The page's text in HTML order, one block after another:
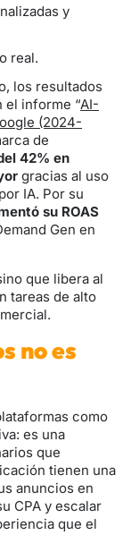
y
real.
los resultados
el informe “AI-
(2024-
de
42% en
gracias al uso
IA. Por su
su ROAS
Gen en
que libera al
tareas de alto
no es
como
es una
que
tienen una
anuncios en
CPA y escalar
que el